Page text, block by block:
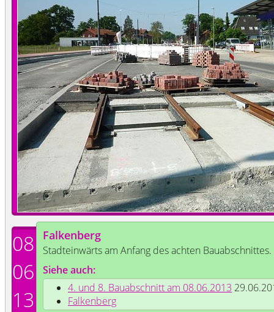
08
06
13
Falkenberg
Stadteinwärts am Anfang des achten Bauabschnittes.
Siehe auch:
4. und 8. Bauabschnitt am 08.06.2013
Falkenberg